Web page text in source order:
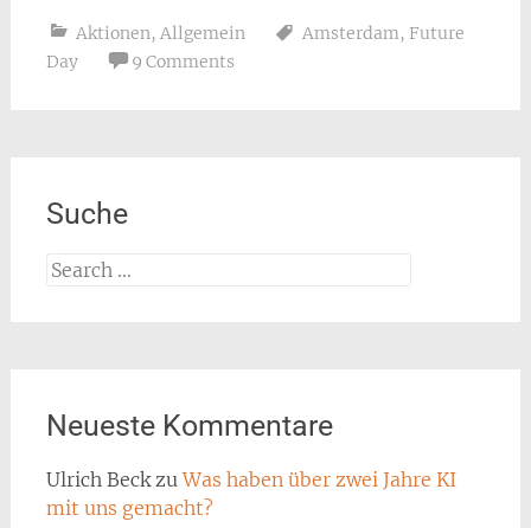
Aktionen, Allgemein Amsterdam, Future
Day
9 Comments
Suche
Search
Neueste Kommentare
Ulrich BeckzuWas haben über zwei Jahre KI
mit uns gemacht?